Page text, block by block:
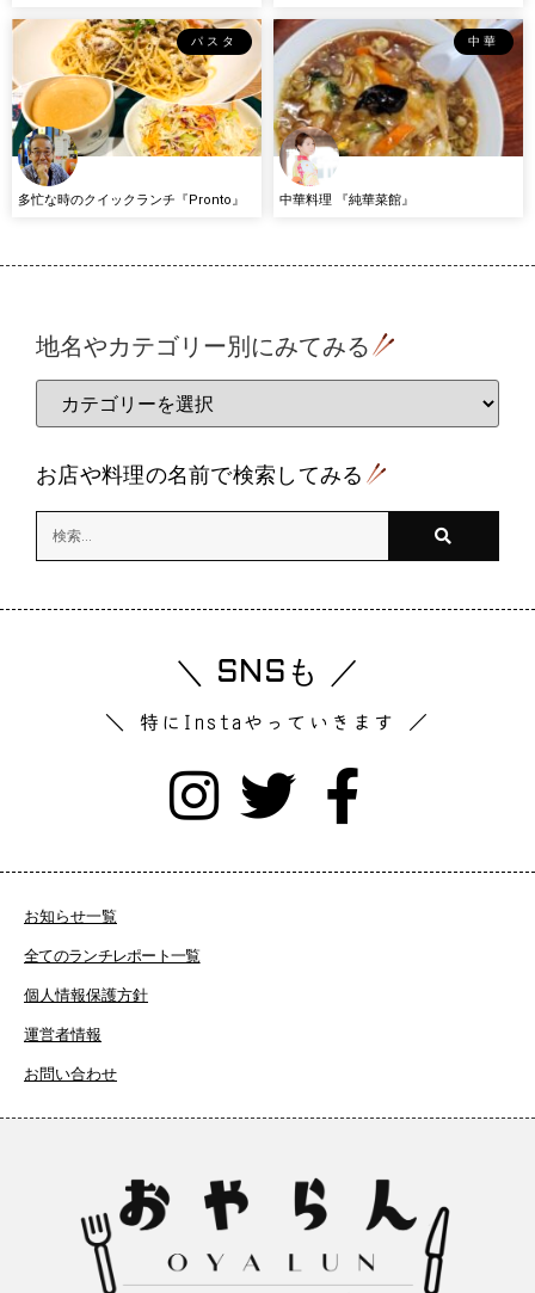
パスタ
多忙な時のクイックランチ『Pronto』
中華
中華料理 『純華菜館』
地名やカテゴリー別にみてみる
お店や料理の名前で検索してみる
＼ SNSも ／
＼ 特にInstaやっていきます ／
お知らせ一覧
全てのランチレポート一覧
個人情報保護方針
運営者情報
お問い合わせ